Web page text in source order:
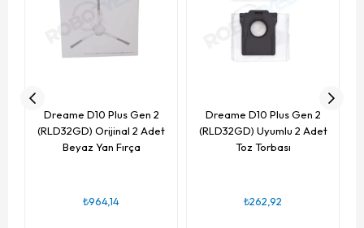
Dreame D10 Plus Gen 2
(RLD32GD) Orijinal 2 Adet
Beyaz Yan Fırça
₺964,14
Dreame D10 Plus Gen 2
(RLD32GD) Uyumlu 2 Adet
Toz Torbası
₺262,92